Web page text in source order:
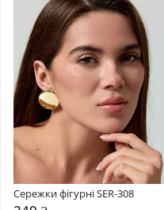
Сережки фігурні SER-308